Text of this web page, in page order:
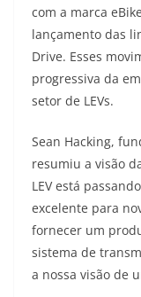
com a marca
lançamento das
Drive. Esses
progressiva da
setor de LEVs.
Sean Hacking,
resumiu a visão
LEV está
excelente para
fornecer um
sistema de
a nossa visão de